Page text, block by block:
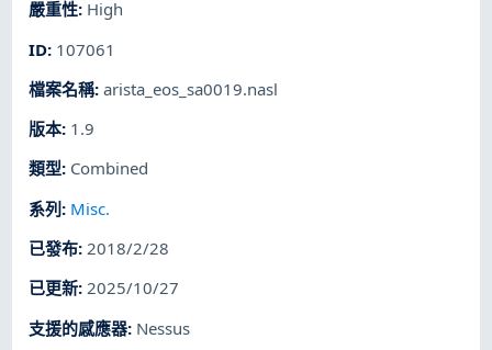
嚴重性: High
ID: 107061
檔案名稱:arista_eos_sa0019.nasl
版本: 1.9
類型: Combined
系列: Misc.
已發布:2018/2/28
已更新:2025/10/27
支援的感應器: Nessus